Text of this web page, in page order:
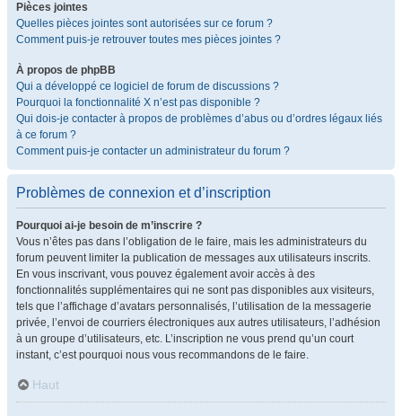
Pièces jointes
Quelles pièces jointes sont autorisées sur ce forum ?
Comment puis-je retrouver toutes mes pièces jointes ?
À propos de phpBB
Qui a développé ce logiciel de forum de discussions ?
Pourquoi la fonctionnalité X n’est pas disponible ?
Qui dois-je contacter à propos de problèmes d’abus ou d’ordres légaux liés
à ce forum ?
Comment puis-je contacter un administrateur du forum ?
Problèmes de connexion et d’inscription
Pourquoi ai-je besoin de m’inscrire ?
Vous n’êtes pas dans l’obligation de le faire, mais les administrateurs du
forum peuvent limiter la publication de messages aux utilisateurs inscrits.
En vous inscrivant, vous pouvez également avoir accès à des
fonctionnalités supplémentaires qui ne sont pas disponibles aux visiteurs,
tels que l’affichage d’avatars personnalisés, l’utilisation de la messagerie
privée, l’envoi de courriers électroniques aux autres utilisateurs, l’adhésion
à un groupe d’utilisateurs, etc. L’inscription ne vous prend qu’un court
instant, c’est pourquoi nous vous recommandons de le faire.
Haut